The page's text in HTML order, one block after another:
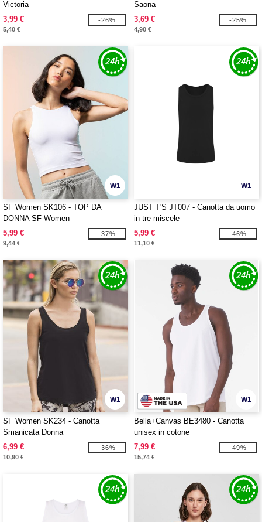
Victoria
3,99 €
5,40 €
-26%
Saona
3,69 €
4,90 €
-25%
W1
SF Women SK106 - TOP DA
DONNA SF Women
5,99 €
9,44 €
-37%
W1
JUST T'S JT007 - Canotta da uomo
in tre miscele
5,99 €
11,10 €
-46%
W1
SF Women SK234 - Canotta
Smanicata Donna
6,99 €
10,90 €
-36%
W1
Bella+Canvas BE3480 - Canotta
unisex in cotone
7,99 €
15,74 €
-49%